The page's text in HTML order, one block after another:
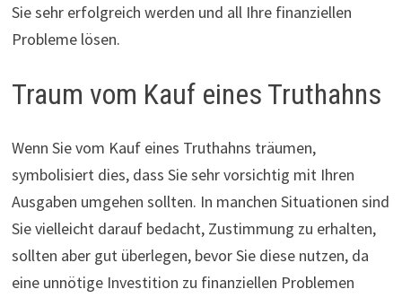
Sie sehr erfolgreich werden und all Ihre finanziellen
Probleme lösen.
Traum vom Kauf eines Truthahns
Wenn Sie vom Kauf eines Truthahns träumen,
symbolisiert dies, dass Sie sehr vorsichtig mit Ihren
Ausgaben umgehen sollten. In manchen Situationen sind
Sie vielleicht darauf bedacht, Zustimmung zu erhalten,
sollten aber gut überlegen, bevor Sie diese nutzen, da
eine unnötige Investition zu finanziellen Problemen